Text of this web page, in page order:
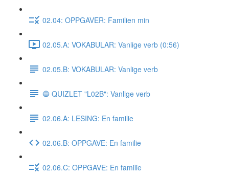
02.04: OPPGAVER: Familien min
02.05.A: VOKABULAR: Vanlige verb (0:56)
02.05.B: VOKABULAR: Vanlige verb
🔵 QUIZLET "L02B": Vanlige verb
02.06.A: LESING: En familie
02.06.B: OPPGAVE: En familie
02.06.C: OPPGAVE: En familie